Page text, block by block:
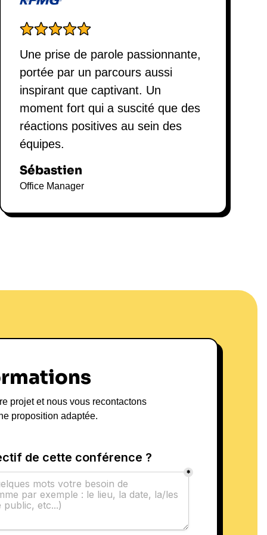
Une prise de parole passionnante,
portée par un parcours aussi
inspirant que captivant. Un
moment fort qui a suscité que des
réactions positives au sein des
équipes.
Sébastien
Office Manager
projet et nous vous recontactons
proposition adaptée.